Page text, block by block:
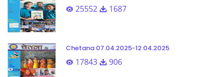
25552 1687
Chetana 07.04.2025-12.04.2025
17843 906